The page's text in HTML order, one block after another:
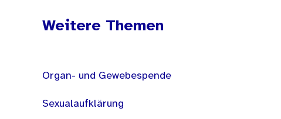
Weitere Themen
Organ- und Gewebespende
Sexualaufklärung